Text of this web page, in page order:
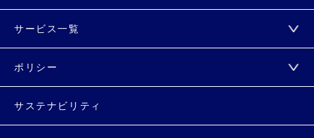
サービス一覧
ポリシー
サステナビリティ